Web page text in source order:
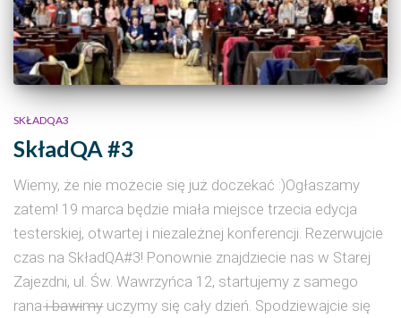
SKŁADQA3
SkładQA #3
Wiemy, że nie możecie się już doczekać :)Ogłaszamy
zatem! 19 marca będzie miała miejsce trzecia edycja
testerskiej, otwartej i niezależnej konferencji. Rezerwujcie
czas na SkładQA#3! Ponownie znajdziecie nas w Starej
Zajezdni, ul. Św. Wawrzyńca 12, startujemy z samego
rana i ̶b̶a̶w̶i̶m̶y̶ uczymy się cały dzień. Spodziewajcie się